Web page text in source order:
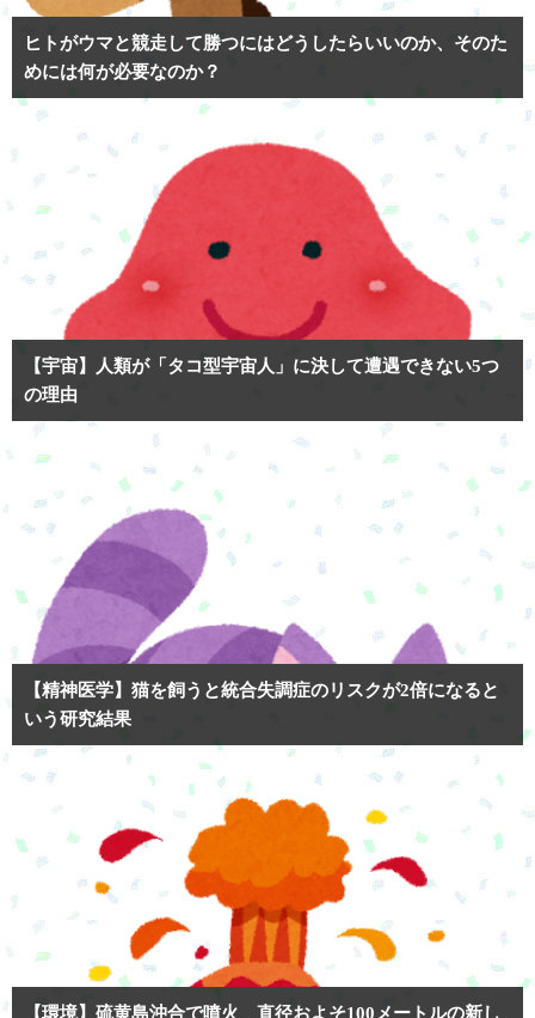
ヒトがウマと競走して勝つにはどうしたらいいのか、そのた
めには何が必要なのか？
【宇宙】人類が「タコ型宇宙人」に決して遭遇できない5つ
の理由
【精神医学】猫を飼うと統合失調症のリスクが2倍になると
いう研究結果
【環境】硫黄島沖合で噴火 直径およそ100メートルの新し